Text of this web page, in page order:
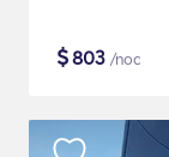
$803 /noc